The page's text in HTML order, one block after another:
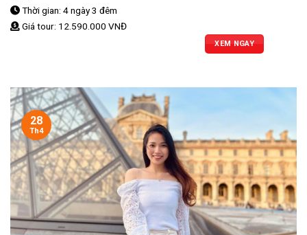
Thời gian: 4 ngày 3 đêm
Giá tour: 12.590.000 VNĐ
XEM NGAY
28
Th4